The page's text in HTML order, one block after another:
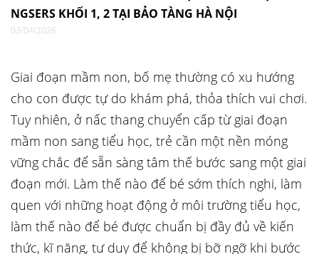
NGSERS KHỐI 1, 2 TẠI BẢO TÀNG HÀ NỘI
03/04/2026
Giai đoạn mầm non, bố mẹ thường có xu hướng
cho con được tự do khám phá, thỏa thích vui chơi.
Tuy nhiên, ở nấc thang chuyển cấp từ giai đoạn
mầm non sang tiểu học, trẻ cần một nền móng
vững chắc để sẵn sàng tâm thế bước sang một giai
đoạn mới. Làm thế nào để bé sớm thích nghi, làm
quen với những hoạt động ở môi trường tiểu học,
làm thế nào để bé được chuẩn bị đầy đủ về kiến
thức, kĩ năng, tư duy để không bị bỡ ngỡ khi bước